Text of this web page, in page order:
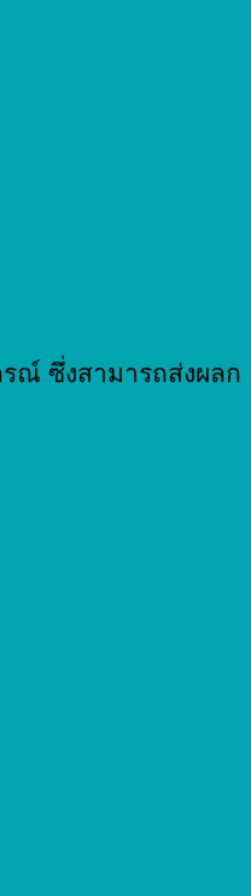
รณ์ ซึ่งสามารถส่งผลก